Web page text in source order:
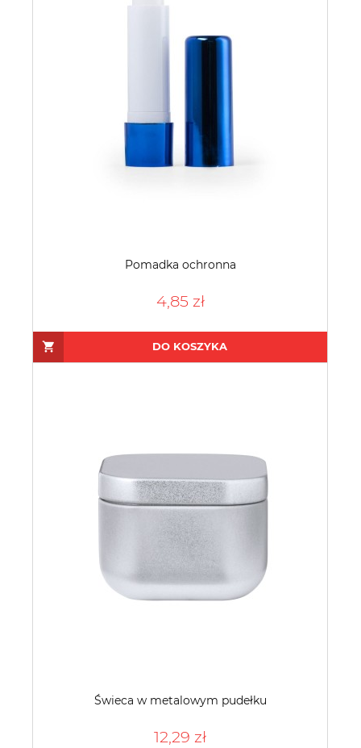
Pomadka ochronna
4,85 zł
DO KOSZYKA
Świeca w metalowym pudełku
12,29 zł